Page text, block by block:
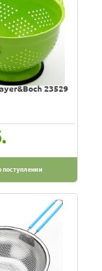
23529
поступлении